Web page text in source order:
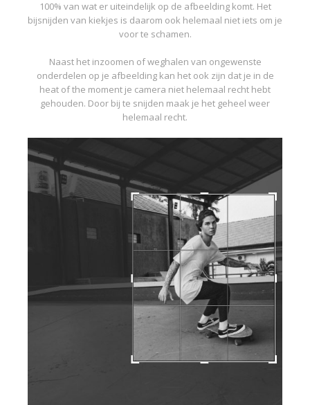
100% van wat er uiteindelijk op de afbeelding komt. Het
bijsnijden van kiekjes is daarom ook helemaal niet iets om je
voor te schamen.
Naast het inzoomen of weghalen van ongewenste
onderdelen op je afbeelding kan het ook zijn dat je in de
heat of the moment je camera niet helemaal recht hebt
gehouden. Door bij te snijden maak je het geheel weer
helemaal recht.